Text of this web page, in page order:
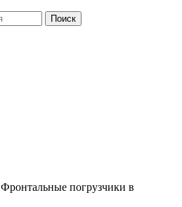
Поиск
Фронтальные погрузчики в